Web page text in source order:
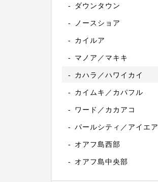
ダウンタウン
ノースショア
カイルア
マノア／マキキ
カハラ／ハワイカイ
カイムキ／カパフル
ワード／カカアコ
パールシティ／アイエア
オアフ島西部
オアフ島中央部